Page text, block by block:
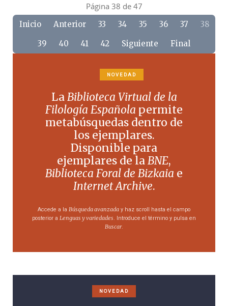
Página 38 de 47
Inicio Anterior 33 34 35 36 37
38
39
40 41 42 Siguiente Final
NOVEDAD
LaBiblioteca Virtual de la
Filología Española permite
metabúsquedas dentro de
los ejemplares.
Disponible para
ejemplares de laBNE,
Biblioteca Foral de Bizkaia e
Internet Archive.
Accede a la Búsqueda avanzada y haz scroll hasta el campo
posterior a Lenguas y variedades. Introduce el término y pulsa en
Buscar.
NOVEDAD